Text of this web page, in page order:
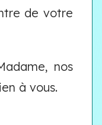
de votre
nos
à vous.